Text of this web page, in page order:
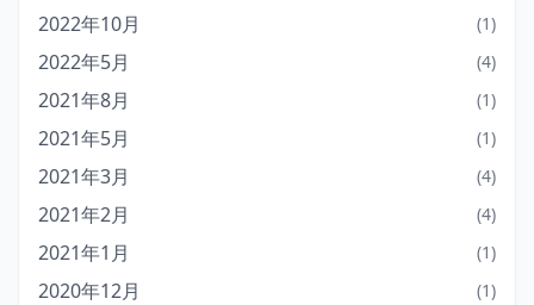
2022年10月 (1)
2022年5月 (4)
2021年8月 (1)
2021年5月 (1)
2021年3月 (4)
2021年2月 (4)
2021年1月 (1)
2020年12月 (1)